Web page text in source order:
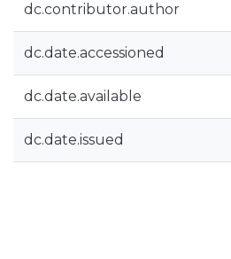
dc.contributor.author
dc.date.accessioned
dc.date.available
dc.date.issued